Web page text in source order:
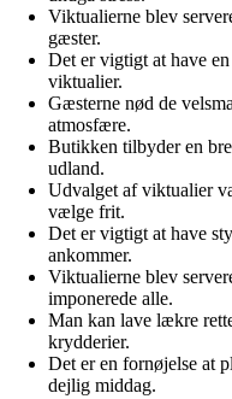
Viktualierne blev
gæster.
Det er vigtigt at have
viktualier.
Gæsterne nød de
atmosfære.
Butikken tilbyder en
udland.
Udvalget af viktualier
vælge frit.
Det er vigtigt at have
ankommer.
Viktualierne blev
imponerede alle.
Man kan lave lækre
krydderier.
Det er en fornøjelse at
dejlig middag.